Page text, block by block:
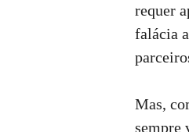
requer
falácia
Mas,
sempre